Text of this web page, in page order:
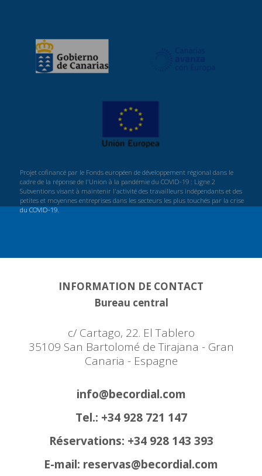
Projet cofinancé par le Fonds européen de développement régional dans le
cadre de la réponse de l'Union à la pandémie du COVID-19 : Ligne 2
Subventions visant à maintenir l'activité des travailleurs indépendants et des
petites et moyennes entreprises dans les secteurs les plus touchés par la crise
du COVID-19.
INFORMATION DE CONTACT
Bureau central
c/ Cartago, 22. El Tablero
35109 San Bartolomé de Tirajana - Gran
Canaria - Espagne
info@becordial.com
Tel.: +34 928 721 147
Réservations: +34 928 143 393
E-mail: reservas@becordial.com